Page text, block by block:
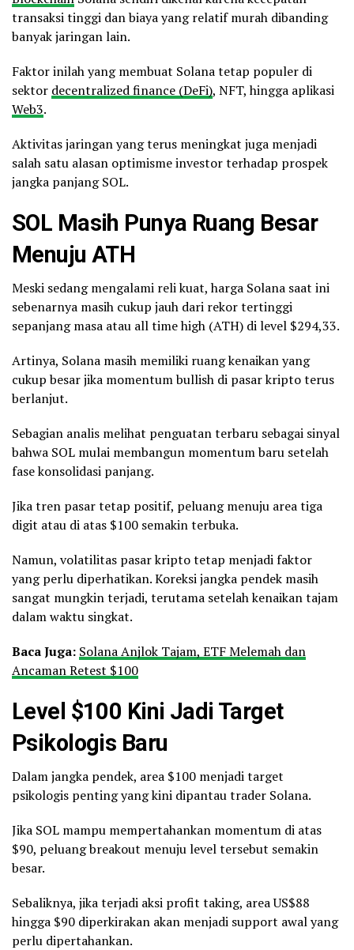
transaksi tinggi dan biaya yang relatif murah dibanding
banyak jaringan lain.
Faktor inilah yang membuat Solana tetap populer di
sektor decentralized finance (DeFi), NFT, hingga aplikasi
Web3.
Aktivitas jaringan yang terus meningkat juga menjadi
salah satu alasan optimisme investor terhadap prospek
jangka panjang SOL.
SOL Masih Punya Ruang Besar
Menuju ATH
Meski sedang mengalami reli kuat, harga Solana saat ini
sebenarnya masih cukup jauh dari rekor tertinggi
sepanjang masa atau all time high (ATH) di level $294,33.
Artinya, Solana masih memiliki ruang kenaikan yang
cukup besar jika momentum bullish di pasar kripto terus
berlanjut.
Sebagian analis melihat penguatan terbaru sebagai sinyal
bahwa SOL mulai membangun momentum baru setelah
fase konsolidasi panjang.
Jika tren pasar tetap positif, peluang menuju area tiga
digit atau di atas $100 semakin terbuka.
Namun, volatilitas pasar kripto tetap menjadi faktor
yang perlu diperhatikan. Koreksi jangka pendek masih
sangat mungkin terjadi, terutama setelah kenaikan tajam
dalam waktu singkat.
Baca Juga: Solana Anjlok Tajam, ETF Melemah dan
Ancaman Retest $100
Level $100 Kini Jadi Target
Psikologis Baru
Dalam jangka pendek, area $100 menjadi target
psikologis penting yang kini dipantau trader Solana.
Jika SOL mampu mempertahankan momentum di atas
$90, peluang breakout menuju level tersebut semakin
besar.
Sebaliknya, jika terjadi aksi profit taking, area US$88
hingga $90 diperkirakan akan menjadi support awal yang
perlu dipertahankan.